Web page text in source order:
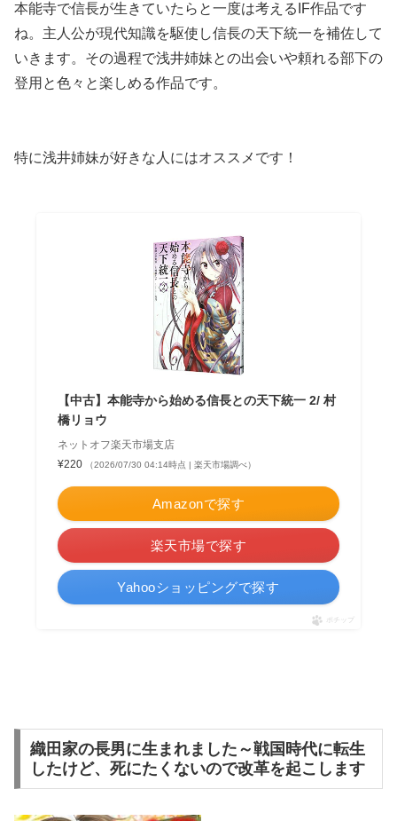
本能寺で信長が生きていたらと一度は考えるIF作品です
ね。主人公が現代知識を駆使し信長の天下統一を補佐して
いきます。その過程で浅井姉妹との出会いや頼れる部下の
登用と色々と楽しめる作品です。
特に浅井姉妹が好きな人にはオススメです！
【中古】本能寺から始める信長との天下統一 2/ 村
橋リョウ
ネットオフ楽天市場支店
¥220
（2026/07/30 04:14時点 | 楽天市場調べ）
Amazonで探す
楽天市場で探す
Yahooショッピングで探す
ポチップ
織田家の長男に生まれました～戦国時代に転生
したけど、死にたくないので改革を起こします